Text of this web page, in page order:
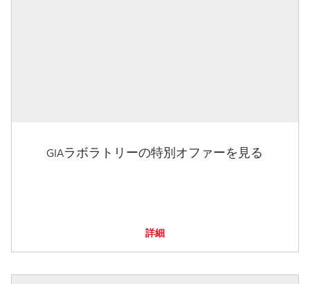
GIAラボラトリーの特別オファーを見る
詳細